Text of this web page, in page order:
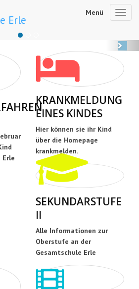
Menü
Erle
KRANKMELDUNG
EINES KINDES
Hier können sie ihr Kind
über die Homepage
krankmelden.
SEKUNDARSTUFE
II
Alle Informationen zur
Oberstufe an der
Gesamtschule Erle